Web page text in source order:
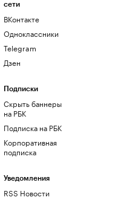
сети
ВКонтакте
Одноклассники
Telegram
Дзен
Подписки
Скрыть баннеры
на РБК
Подписка на РБК
Корпоративная
подписка
Уведомления
RSS Новости